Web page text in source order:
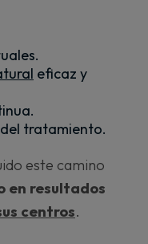
eficaz y
tratamiento.
este camino
en resultados
centros.